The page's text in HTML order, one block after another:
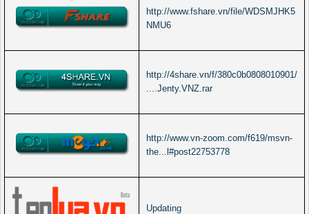
http://www.fshare.vn/file/WDSMJHK5
NMU6
http://4share.vn/f/380c0b0808010901/
....Jenty.VNZ.rar
http://www.vn-zoom.com/f619/msvn-
the...l#post22753778
Updating